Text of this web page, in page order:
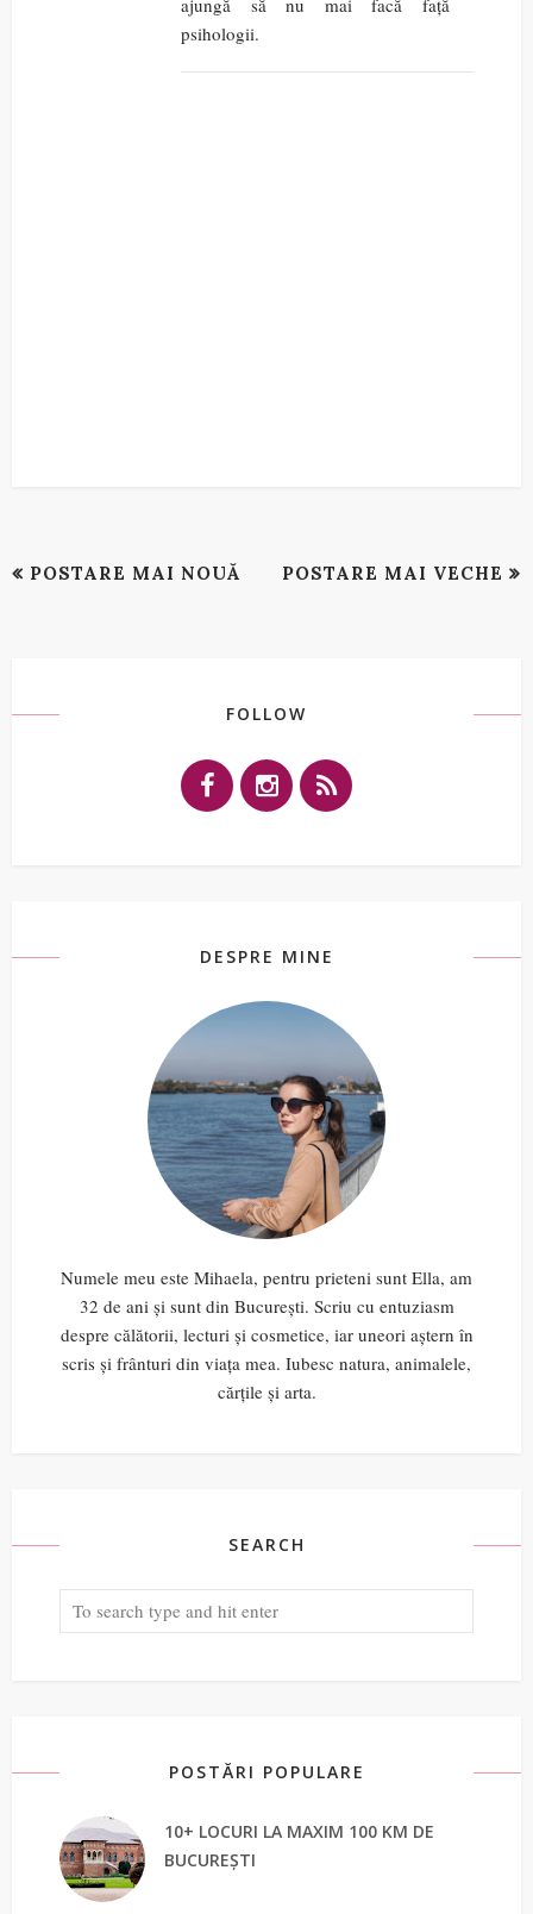
ajungă să nu mai facă față
psihologii.
POSTARE MAI NOUĂ POSTARE MAI VECHE
FOLLOW
DESPRE MINE
Numele meu este Mihaela, pentru prieteni sunt Ella, am
32 de ani și sunt din București. Scriu cu entuziasm
despre călătorii, lecturi și cosmetice, iar uneori aștern în
scris și frânturi din viața mea. Iubesc natura, animalele,
cărțile și arta.
SEARCH
POSTĂRI POPULARE
10+ LOCURI LA MAXIM 100 KM DE
BUCUREȘTI